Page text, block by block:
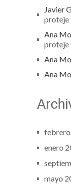
Javier
proteje
Ana
proteje
Ana
Ana
enero
mayo